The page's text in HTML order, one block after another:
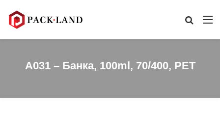
A031 – Банка, 100ml, 70/400, PET